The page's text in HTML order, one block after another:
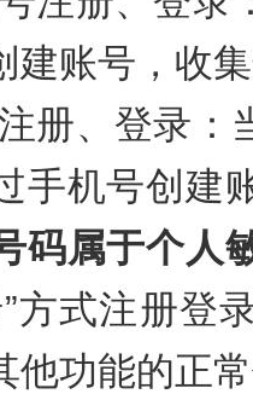
建账号，收
注册、登录
手机号创建
码属于个人
方式注册登
他功能的正